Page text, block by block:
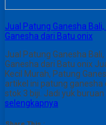
Jual Patung Ganesha
Ganesha dari Batu onix
Jual Patung Ganesha
Ganesha dari Batu onix
Kecil Murah, Patung
artikel ini patung ganesha
stok 3 biji. Jadi yuk
selengkapnya